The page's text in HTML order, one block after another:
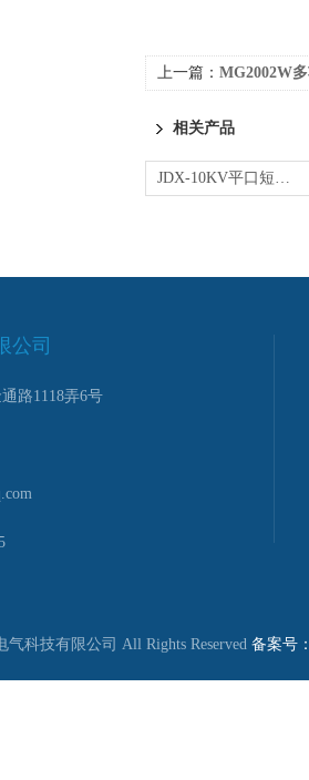
上一篇： MG2002W多
相关产品
JDX-10KV平口短路接地线
公司
路1118弄6号
科技有限公司 All Rights Reserved 备案号